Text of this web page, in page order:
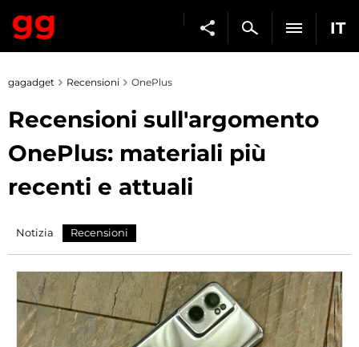
IT
gagadget Recensioni OnePlus
Recensioni sull'argomento
OnePlus: materiali più
recenti e attuali
Notizia Recensioni